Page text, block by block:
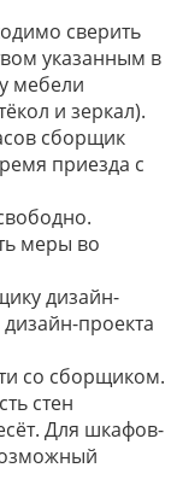
сверить
указанным в
мебели
и зеркал).
сборщик
приезда с
меры во
дизайн-
проекта
со сборщиком.
стен
Для шкафов-